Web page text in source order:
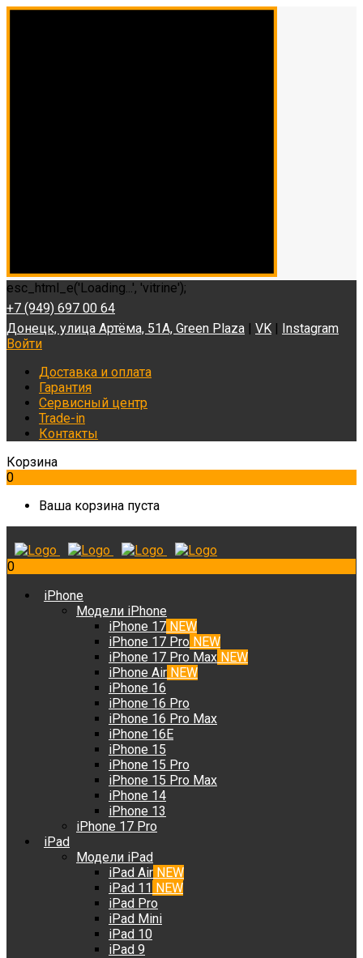
esc_html_e('Loading...', 'vitrine');
+7 (949) 697 00 64
Донецк, улица Артёма, 51А, Green Plaza | VK | Instagram
Войти
Доставка и оплата
Гарантия
Сервисный центр
Trade-in
Контакты
Корзина
0
Ваша корзина пуста
0
iPhone
Модели iPhone
iPhone 17 NEW
iPhone 17 Pro NEW
iPhone 17 Pro Max NEW
iPhone Air NEW
iPhone 16
iPhone 16 Pro
iPhone 16 Pro Max
iPhone 16E
iPhone 15
iPhone 15 Pro
iPhone 15 Pro Max
iPhone 14
iPhone 13
iPhone 17 Pro
iPad
Модели iPad
iPad Air NEW
iPad 11 NEW
iPad Pro
iPad Mini
iPad 10
iPad 9